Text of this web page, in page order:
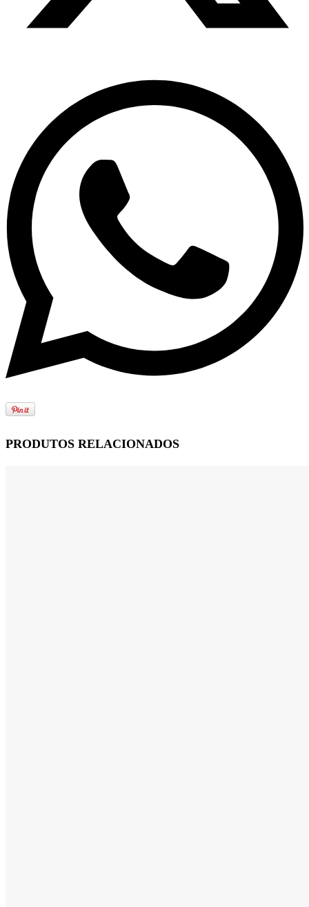
PRODUTOS RELACIONADOS